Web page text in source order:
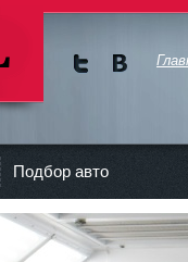
Подбор авто